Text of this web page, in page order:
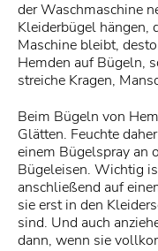
der Waschmaschine
Kleiderbügel hängen,
Maschine bleibt,
Hemden auf Bügeln,
streiche Kragen,
Beim Bügeln von
Glätten. Feuchte
einem Bügelspray an
Bügeleisen. Wichtig
anschließend auf
sie erst in den
sind. Und auch
dann, wenn sie